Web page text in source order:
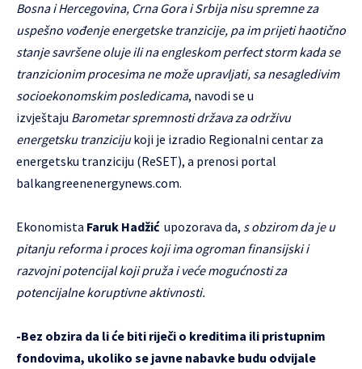
Bosna i Hercegovina, Crna Gora i Srbija nisu spremne za
uspešno vođenje energetske tranzicije, pa im prijeti haotično
stanje savršene oluje ili na engleskom perfect storm kada se
tranzicionim procesima ne može upravljati, sa nesagledivim
socioekonomskim posledicama, navodi se u
izvještaju Barometar spremnosti država za održivu
energetsku tranzicijukoji je izradio Regionalni centar za
energetsku tranziciju (ReSET), a prenosi portal
balkangreenenergynews.com.
Ekonomista Faruk Hadžićupozorava da, s obzirom da je u
pitanju reforma i proces koji ima ogroman finansijski i
razvojni potencijal koji pruža i veće mogućnosti za
potencijalne koruptivne aktivnosti.
-Bez obzira da li će biti riječi o kreditima ili pristupnim
fondovima, ukoliko se javne nabavke budu odvijale